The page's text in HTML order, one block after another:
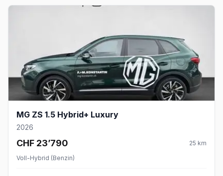
MG ZS 1.5 Hybrid+ Luxury
2026
CHF 23’790 25 km
Voll-Hybrid (Benzin)